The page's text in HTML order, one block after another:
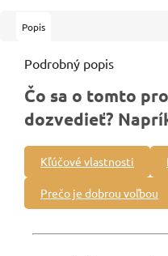
Popis
Podrobný popis
Čo sa o tomto
dozvedieť?
Kľúčové vlastnosti
Prečo je dobrou voľbou